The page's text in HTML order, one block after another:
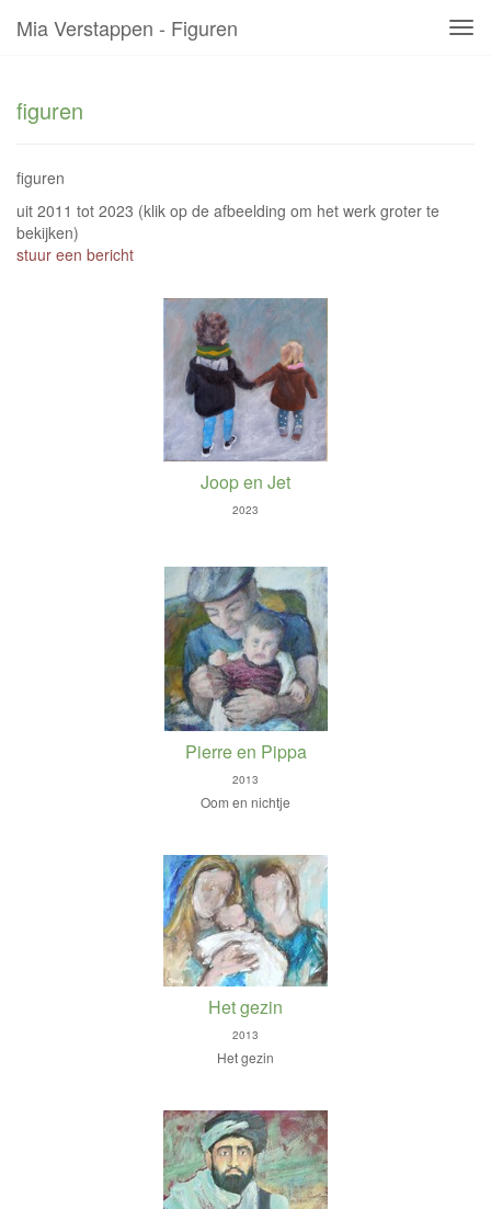
Mia Verstappen - Figuren
figuren
figuren
uit 2011 tot 2023 (klik op de afbeelding om het werk groter te
bekijken)
stuur een bericht
Joop en Jet
2023
Pierre en Pippa
2013
Oom en nichtje
Het gezin
2013
Het gezin